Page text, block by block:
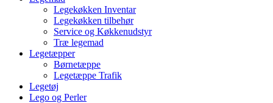
Legekøkken Inventar
Legekøkken tilbehør
Service og Køkkenudstyr
Træ legemad
Legetæpper
Børnetæppe
Legetæppe Trafik
Legetøj
Lego og Perler